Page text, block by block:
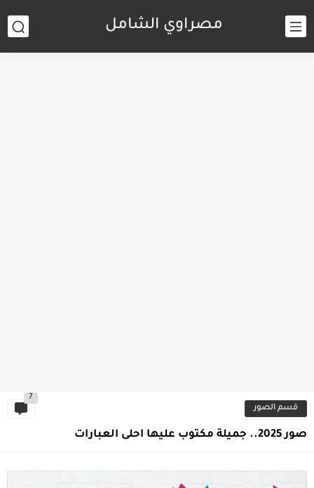
مصراوي الشامل
قسم الصور
7
صور 2025.. جميلة مكتوب عليها احلى العبارات